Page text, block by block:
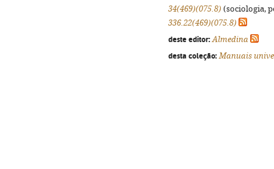
34(469)(075.8) (sociologia,
336.22(469)(075.8)
deste editor: Almedina
desta coleção: Manuais